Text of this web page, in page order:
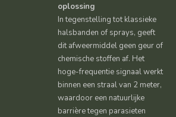
oplossing
In tegenstelling tot klassieke
halsbanden of sprays, geeft
dit afweermiddel geen geur of
chemische stoffen af. Het
hoge-frequentie signaal werkt
binnen een straal van 2 meter,
waardoor een natuurlijke
barrière tegen parasieten